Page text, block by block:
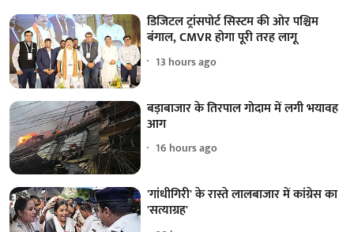
डिजिटल ट्रांसपोर्ट सिस्टम की ओर पश्चिम
बंगाल, CMVR होगा पूरी तरह लागू
13 hours ago
बड़ाबाजार के तिरपाल गोदाम में लगी भयावह
आग
16 hours ago
'गांधीगिरी' के रास्ते लालबाजार में कांग्रेस का
'सत्याग्रह'